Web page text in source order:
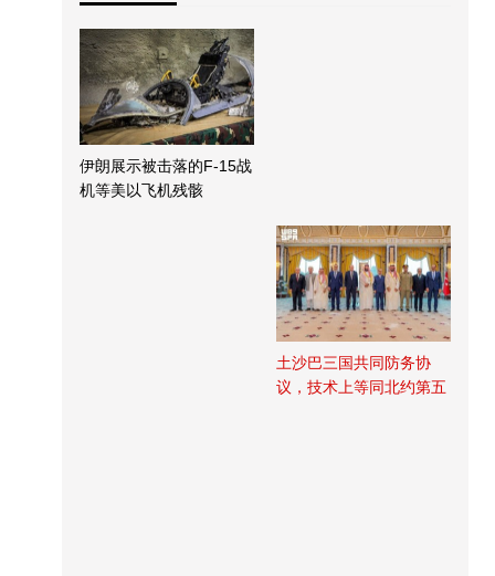
伊朗展示被击落的F-15战
机等美以飞机残骸
土沙巴三国共同防务协
议，技术上等同北约第五